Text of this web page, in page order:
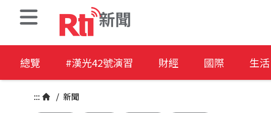
新聞
總覽 #漢光42號演習 財經 國際 生活
::: / 新聞